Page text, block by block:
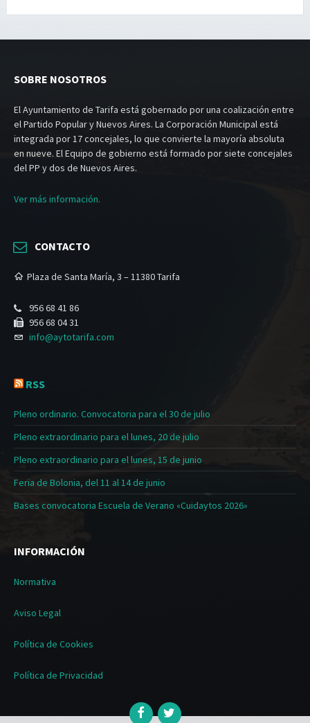
SOBRE NOSOTROS
El Ayuntamiento de Tarifa está gobernado por una coalización entre
el Partido Popular y Nuevos Aires. La Corporación Municipal está
integrada por 17 concejales, lo que convierte la mayoría absoluta
en nueve. El Equipo de gobierno está formado por siete concejales
del PP y dos de Nuevos Aires.
Ver más información.
CONTACTO
Plaza de Santa María, 3 – 11380 Tarifa
956 68 41 86
956 68 04 31
info@aytotarifa.com
RSS
Pleno ordinario. Convocatoria para el 30 de julio
Pleno extraordinario para el lunes, 20 de julio
Pleno extraordinario para el lunes, 15 de junio
Feria de Bolonia, del 11 al 14 de junio
Bases convocatoria Escuela de Verano «Cuidaytos 2026»
INFORMACIÓN
Normativa
Aviso Legal
Política de Cookies
Política de Privacidad